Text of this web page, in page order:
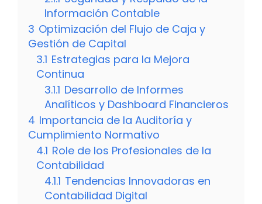
Información Contable
3 Optimización del Flujo de Caja y
Gestión de Capital
3.1 Estrategias para la Mejora
Continua
3.1.1 Desarrollo de Informes
Analíticos y Dashboard Financieros
4 Importancia de la Auditoría y
Cumplimiento Normativo
4.1 Role de los Profesionales de la
Contabilidad
4.1.1 Tendencias Innovadoras en
Contabilidad Digital